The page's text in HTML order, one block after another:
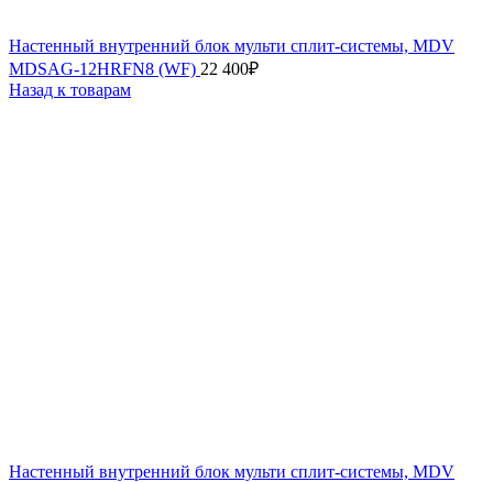
Настенный внутренний блок мульти сплит-системы, MDV
MDSAG-12HRFN8 (WF) 22 400₽
Назад к товарам
Настенный внутренний блок мульти сплит-системы, MDV